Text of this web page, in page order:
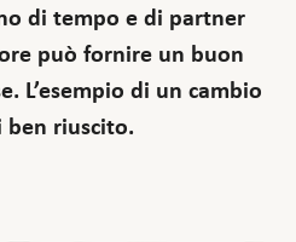
di tempo e di partner
può fornire un buon
L’esempio di un cambio
ben riuscito.